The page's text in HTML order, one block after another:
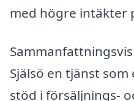
med högre intäkter
Själsö en tjänst
stöd i försäljnings-